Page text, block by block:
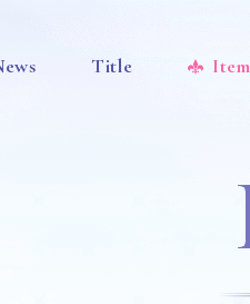
Title Item